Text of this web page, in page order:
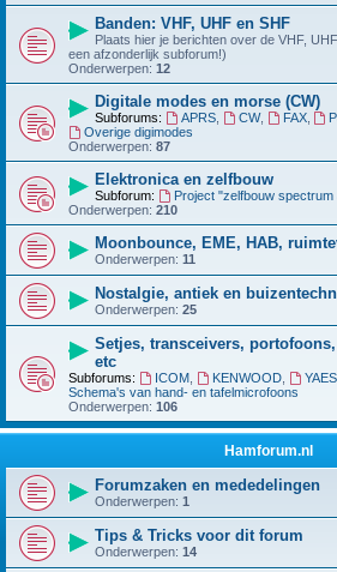
Banden: VHF, UHF en SHF
Plaats hier je berichten over de VHF,
een afzonderlijk subforum!)
Onderwerpen: 12
Digitale modes en morse (CW)
Subforums: APRS, CW, FAX,
Overige digimodes
Onderwerpen: 87
Elektronica en zelfbouw
Subforum:
Project "zelfbouw
Onderwerpen: 210
Moonbounce, EME, HAB,
Onderwerpen: 11
Nostalgie, antiek en
Onderwerpen: 25
Setjes, transceivers,
etc
Subforums: ICOM, KENWOOD,
Schema's van hand- en tafelmicrofoons
Onderwerpen: 106
Hamforum.nl
Forumzaken en mededelingen
Onderwerpen: 1
Tips & Tricks voor dit forum
Onderwerpen: 14